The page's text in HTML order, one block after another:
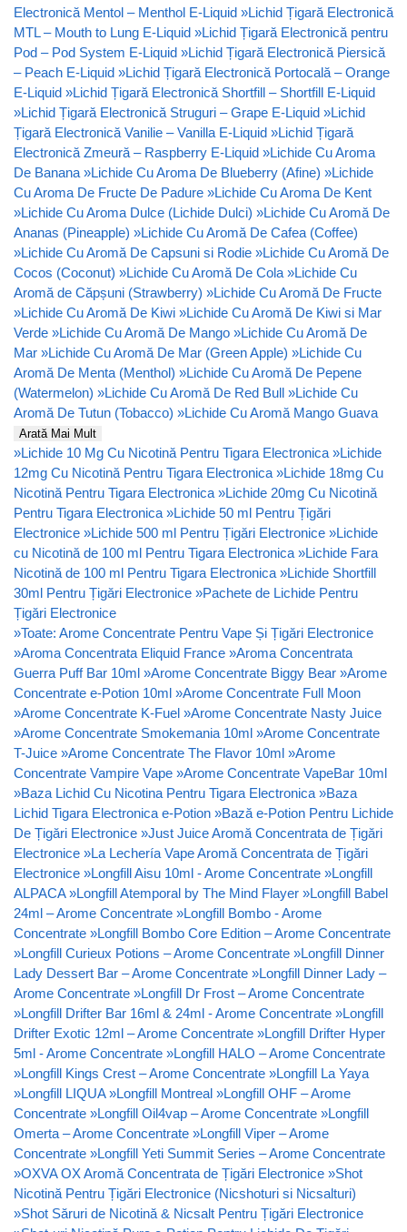
Electronică Mentol – Menthol E-Liquid »Lichid Țigară Electronică
MTL – Mouth to Lung E-Liquid »Lichid Țigară Electronică pentru
Pod – Pod System E-Liquid »Lichid Țigară Electronică Piersică
– Peach E-Liquid »Lichid Țigară Electronică Portocală – Orange
E-Liquid »Lichid Țigară Electronică Shortfill – Shortfill E-Liquid
»Lichid Țigară Electronică Struguri – Grape E-Liquid »Lichid
Țigară Electronică Vanilie – Vanilla E-Liquid »Lichid Țigară
Electronică Zmeură – Raspberry E-Liquid »Lichide Cu Aroma
De Banana »Lichide Cu Aroma De Blueberry (Afine) »Lichide
Cu Aroma De Fructe De Padure »Lichide Cu Aroma De Kent
»Lichide Cu Aroma Dulce (Lichide Dulci) »Lichide Cu Aromă De
Ananas (Pineapple) »Lichide Cu Aromă De Cafea (Coffee)
»Lichide Cu Aromă De Capsuni si Rodie »Lichide Cu Aromă De
Cocos (Coconut) »Lichide Cu Aromă De Cola »Lichide Cu
Aromă de Căpșuni (Strawberry) »Lichide Cu Aromă De Fructe
»Lichide Cu Aromă De Kiwi »Lichide Cu Aromă De Kiwi si Mar
Verde »Lichide Cu Aromă De Mango »Lichide Cu Aromă De
Mar »Lichide Cu Aromă De Mar (Green Apple) »Lichide Cu
Aromă De Menta (Menthol) »Lichide Cu Aromă De Pepene
(Watermelon) »Lichide Cu Aromă De Red Bull »Lichide Cu
Aromă De Tutun (Tobacco) »Lichide Cu Aromă Mango Guava
Arată Mai Mult
»Lichide 10 Mg Cu Nicotină Pentru Tigara Electronica »Lichide
12mg Cu Nicotină Pentru Tigara Electronica »Lichide 18mg Cu
Nicotină Pentru Tigara Electronica »Lichide 20mg Cu Nicotină
Pentru Tigara Electronica »Lichide 50 ml Pentru Țigări
Electronice »Lichide 500 ml Pentru Țigări Electronice »Lichide
cu Nicotină de 100 ml Pentru Tigara Electronica »Lichide Fara
Nicotină de 100 ml Pentru Tigara Electronica »Lichide Shortfill
30ml Pentru Țigări Electronice »Pachete de Lichide Pentru
Țigări Electronice
»Toate: Arome Concentrate Pentru Vape Și Țigări Electronice
»Aroma Concentrata Eliquid France »Aroma Concentrata
Guerra Puff Bar 10ml »Arome Concentrate Biggy Bear »Arome
Concentrate e-Potion 10ml »Arome Concentrate Full Moon
»Arome Concentrate K-Fuel »Arome Concentrate Nasty Juice
»Arome Concentrate Smokemania 10ml »Arome Concentrate
T-Juice »Arome Concentrate The Flavor 10ml »Arome
Concentrate Vampire Vape »Arome Concentrate VapeBar 10ml
»Baza Lichid Cu Nicotina Pentru Tigara Electronica »Baza
Lichid Tigara Electronica e-Potion »Bază e-Potion Pentru Lichide
De Țigări Electronice »Just Juice Aromă Concentrata de Țigări
Electronice »La Lechería Vape Aromă Concentrata de Țigări
Electronice »Longfill Aisu 10ml - Arome Concentrate »Longfill
ALPACA »Longfill Atemporal by The Mind Flayer »Longfill Babel
24ml – Arome Concentrate »Longfill Bombo - Arome
Concentrate »Longfill Bombo Core Edition – Arome Concentrate
»Longfill Curieux Potions – Arome Concentrate »Longfill Dinner
Lady Dessert Bar – Arome Concentrate »Longfill Dinner Lady –
Arome Concentrate »Longfill Dr Frost – Arome Concentrate
»Longfill Drifter Bar 16ml & 24ml - Arome Concentrate »Longfill
Drifter Exotic 12ml – Arome Concentrate »Longfill Drifter Hyper
5ml - Arome Concentrate »Longfill HALO – Arome Concentrate
»Longfill Kings Crest – Arome Concentrate »Longfill La Yaya
»Longfill LIQUA »Longfill Montreal »Longfill OHF – Arome
Concentrate »Longfill Oil4vap – Arome Concentrate »Longfill
Omerta – Arome Concentrate »Longfill Viper – Arome
Concentrate »Longfill Yeti Summit Series – Arome Concentrate
»OXVA OX Aromă Concentrata de Țigări Electronice »Shot
Nicotină Pentru Țigări Electronice (Nicshoturi si Nicsalturi)
»Shot Săruri de Nicotină & Nicsalt Pentru Țigări Electronice